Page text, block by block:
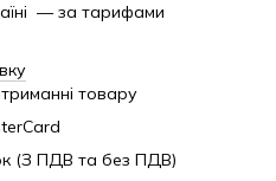
— за тарифами
товару
(З ПДВ та без ПДВ)